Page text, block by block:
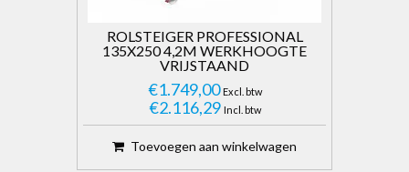
ROLSTEIGER PROFESSIONAL
135X250 4,2M WERKHOOGTE
VRIJSTAAND
€1.749,00 Excl. btw
€2.116,29 Incl. btw
Toevoegen aan winkelwagen